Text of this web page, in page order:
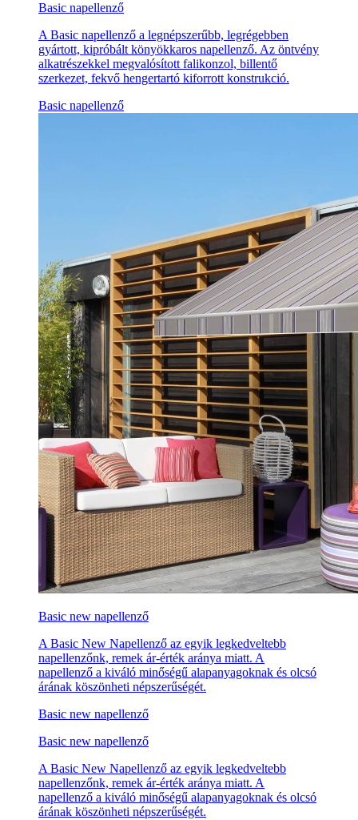
Basic napellenző
A Basic napellenző a legnépszerűbb, legrégebben
gyártott, kipróbált könyökkaros napellenző. Az öntvény
alkatrészekkel megvalósított falikonzol, billentő
szerkezet, fekvő hengertartó kiforrott konstrukció.
Basic napellenző
Basic new napellenző
A Basic New Napellenző az egyik legkedveltebb
napellenzőnk, remek ár-érték aránya miatt. A
napellenző a kiváló minőségű alapanyagoknak és olcsó
árának köszönheti népszerűségét.
Basic new napellenző
Basic new napellenző
A Basic New Napellenző az egyik legkedveltebb
napellenzőnk, remek ár-érték aránya miatt. A
napellenző a kiváló minőségű alapanyagoknak és olcsó
árának köszönheti népszerűségét.